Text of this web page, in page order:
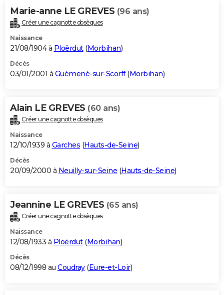
Marie-anne LE GREVES (96 ans)
Créer une cagnotte obsèques
Naissance
21/08/1904 à Ploërdut(Morbihan)
Décès
03/01/2001 à Guémené-sur-Scorff(Morbihan)
Alain LE GREVES (60 ans)
Créer une cagnotte obsèques
Naissance
12/10/1939 à Garches (Hauts-de-Seine)
Décès
20/09/2000 à Neuilly-sur-Seine (Hauts-de-Seine)
Jeannine LE GREVES (65 ans)
Créer une cagnotte obsèques
Naissance
12/08/1933 à Ploërdut(Morbihan)
Décès
08/12/1998 au Coudray(Eure-et-Loir)